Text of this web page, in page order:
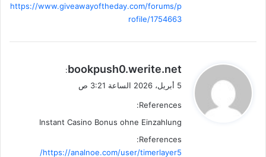
https://www.giveawayoftheday.com/forums/p
rofile/1754663
ي
ل
bookpush0.werite.net
:
5 أبريل، 2026 الساعة 3:21 ص
References:
Instant Casino Bonus ohne Einzahlung
References:
https://analnoe.com/user/timerlayer5/